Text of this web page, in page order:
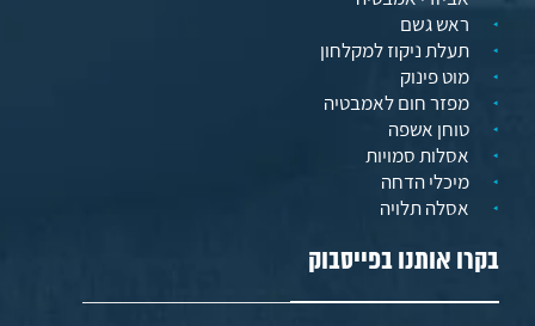
ראש גשם
תעלת ניקוז למקלחון
מוט פינוק
מפזר חום לאמבטיה
טוחן אשפה
אסלות סמויות
מיכלי הדחה
אסלה תלויה
בקרו אותנו בפייסבוק